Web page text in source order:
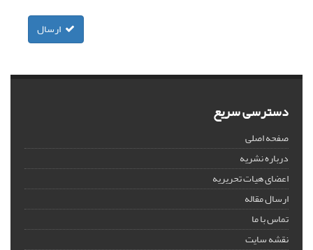
ارسال
دسترسی سریع
صفحه اصلی
درباره نشریه
اعضای هیات تحریریه
ارسال مقاله
تماس با ما
نقشه سایت